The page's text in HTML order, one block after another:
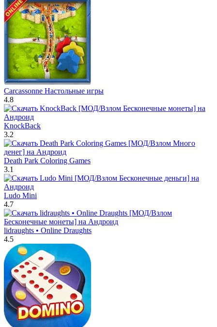
Carcassonne Настольные игры
4.8
KnockBack
3.2
Death Park Coloring Games
3.1
Ludo Mini
4.7
lidraughts • Online Draughts
4.5